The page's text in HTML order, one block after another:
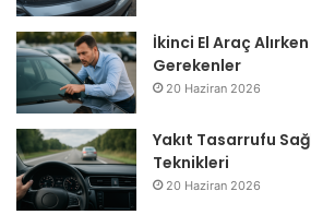
İkinci El Araç
Gerekenler
20 Haziran 2026
Yakıt Tasarrufu
Teknikleri
20 Haziran 2026